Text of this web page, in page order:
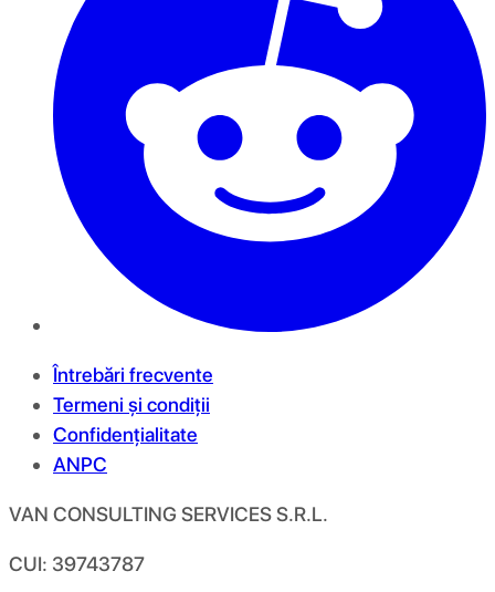
Întrebări frecvente
Termeni și condiții
Confidențialitate
ANPC
VAN CONSULTING SERVICES S.R.L.
CUI: 39743787